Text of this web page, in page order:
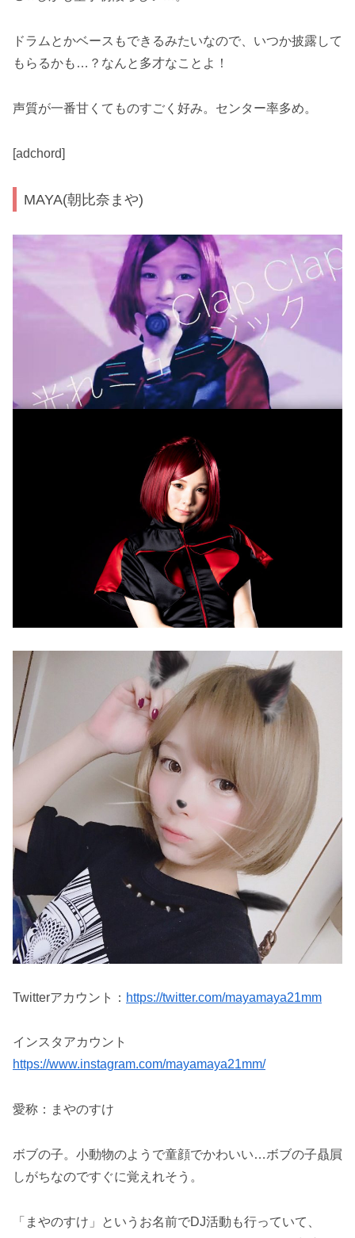
ドラムとかベースもできるみたいなので、いつか披露して
もらるかも…？なんと多才なことよ！
声質が一番甘くてものすごく好み。センター率多め。
[adchord]
MAYA(朝比奈まや)
Twitterアカウント： https://twitter.com/mayamaya21mm
インスタアカウント
https://www.instagram.com/mayamaya21mm/
愛称：まやのすけ
ボブの子。小動物のようで童顔でかわいい…ボブの子贔屓
しがちなのですぐに覚えれそう。
「まやのすけ」というお名前でDJ活動も行っていて、